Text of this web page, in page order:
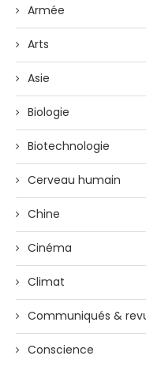
Armée
Arts
Asie
Biologie
Biotechnologie
Cerveau humain
Chine
Cinéma
Climat
Communiqués &
Conscience